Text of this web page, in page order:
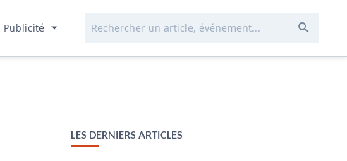
Publicité
LES DERNIERS ARTICLES